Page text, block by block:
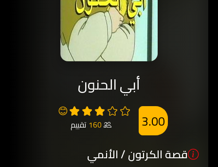
أبي الحنون
😊
160 تقييم 3.00
قصة الكرتون / الأنمي